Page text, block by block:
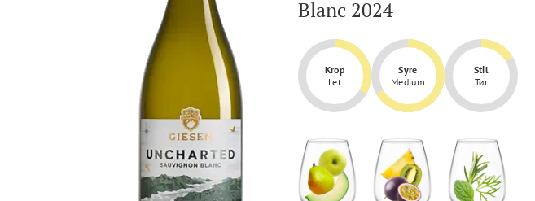
Blanc 2024
Krop
Let
Syre
Medium
Stil
Tør